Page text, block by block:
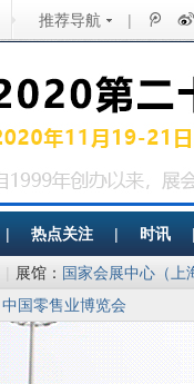
推荐导航 |
| 热点关注 | 时讯
| 展馆： 国家会展中心（上
中国零售业博览会